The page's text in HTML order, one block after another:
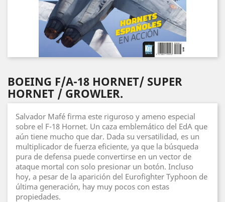
BOEING F/A-18 HORNET/ SUPER
HORNET / GROWLER.
Salvador Mafé firma este riguroso y ameno especial
sobre el F-18 Hornet. Un caza emblemático del EdA que
aún tiene mucho que dar. Dada su versatilidad, es un
multiplicador de fuerza eficiente, ya que la búsqueda
pura de defensa puede convertirse en un vector de
ataque mortal con solo presionar un botón. Incluso
hoy, a pesar de la aparición del Eurofighter Typhoon de
última generación, hay muy pocos con estas
propiedades.